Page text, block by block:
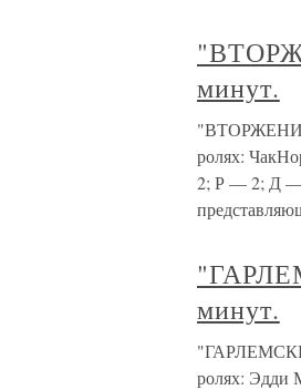
минут.
ролях:
2; Р — 2; Д —
минут.
ролях: Эдди